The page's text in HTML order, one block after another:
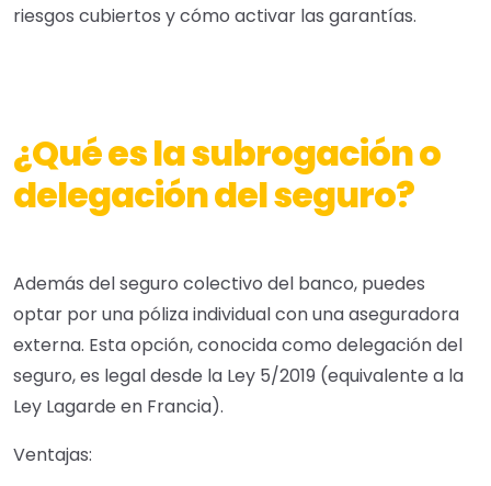
riesgos cubiertos y cómo activar las garantías.
¿Qué es la subrogación o
delegación del seguro?
Además del seguro colectivo del banco, puedes
optar por una póliza individual con una aseguradora
externa. Esta opción, conocida como delegación del
seguro, es legal desde la Ley 5/2019 (equivalente a la
Ley Lagarde en Francia).
Ventajas: